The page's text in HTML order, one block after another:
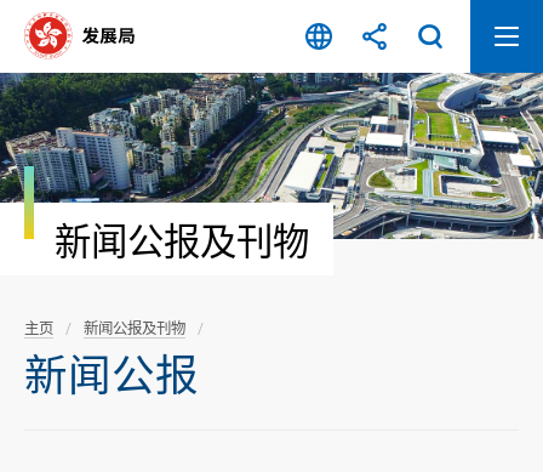
容
开
始
新闻公报及刊物
主页 新闻公报及刊物
新闻公报